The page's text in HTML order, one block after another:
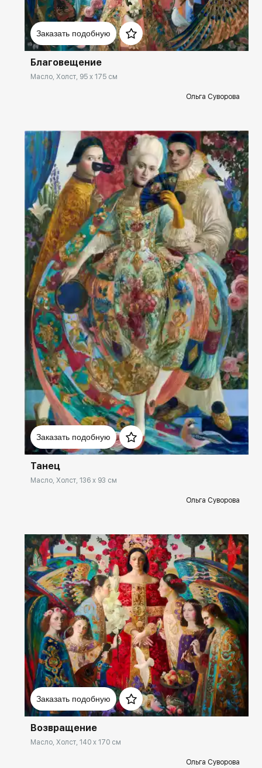
Заказать подобную
Домен: spb.rakovgallery.ru
Благовещение
Масло, Холст, 95 x 175 см
Ольга Суворова
Заказать подобную
Домен: spb.rakovgallery.ru
Танец
Масло, Холст, 136 x 93 см
Ольга Суворова
Заказать подобную
Домен: spb.rakovgallery.ru
Возвращение
Масло, Холст, 140 x 170 см
Ольга Суворова